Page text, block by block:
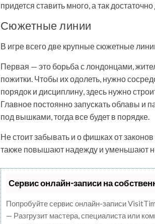
придется ставить много, а так
Сюжетные линии
В игре всего две крупные сюжетные
Первая — это борьба с лондонцами,
пожитки. Чтобы их одолеть, нужно
порядок и дисциплину, здесь нужно
Главное постоянно запускать облавы и
под вышками, тогда все будет в порядке.
Не стоит забывать и о фишках от
также повышают надежду и уменьшают
Сервис онлайн-записи на
Попробуйте сервис онлайн-записи
— Разгрузит мастера, специалиста или